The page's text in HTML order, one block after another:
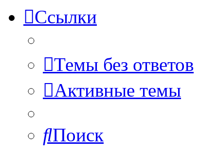
Ссылки
Темы без ответов
Активные темы
Поиск